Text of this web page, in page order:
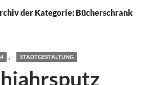
der Kategorie: Bücherschrank
, STADTGESTALTUNG